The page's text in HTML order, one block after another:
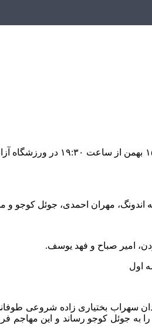
به گزارش خبرنگار مهر، تیم‌های فوتبال
اندونگ، مهران احمدی، جوئل کوجو و
امیر صباح و فهد یوسف.
به جوئل کوجو رساند و این